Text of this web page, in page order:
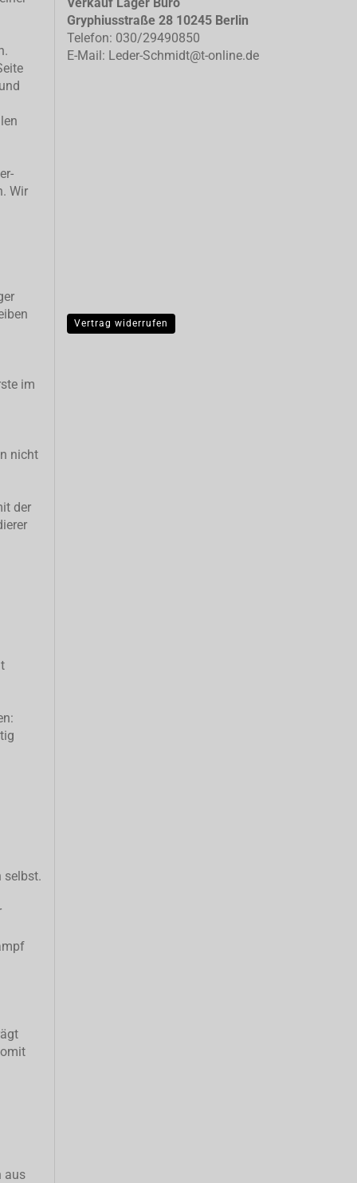
Wir
im
nicht
der
selbst.
aus
Gryphiusstraße 28 10245 Berlin
Telefon: 030/29490850
E-Mail: Leder-Schmidt@t-online.de
Vertrag widerrufen